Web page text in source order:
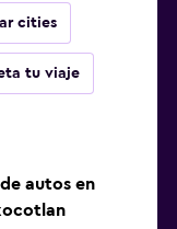
cities
tu viaje
autos en